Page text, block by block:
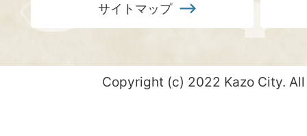
サイトマップ
Copyright (c) 2022 Kazo City.